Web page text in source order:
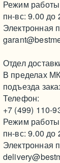
Режим работы
пн-вс: 9.00 до
Электронная
Отдел
В пределах
подъезда
Телефон:
+7 (499) 110-
Режим работы
пн-вс: 9.00 до
Электронная